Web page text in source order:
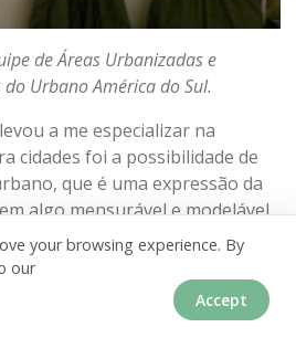
de Áreas Urbanizadas e
Urbano América do Sul.
a me especializar na
cidades foi a possibilidade de
que é uma expressão da
algo mensurável e modelável,
na ciência e tecnologia: “Creio
iguais em direitos e deveres,
your browsing experience. By
our
Accept